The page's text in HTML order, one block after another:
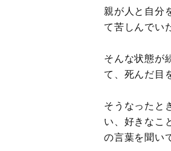
親が人と自分
て苦しんでい
そんな状態が
て、死んだ目
そうなったと
い、好きなこ
の言葉を聞い